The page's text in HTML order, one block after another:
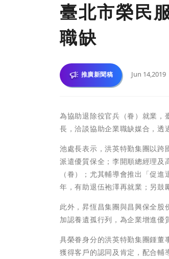
臺北市榮民
職缺
推廣新聞稿 Jun 14,2019
為協助退除役官兵（眷）就業
長，洽談協助企業職缺媒合，透
池處長表示，洪英特勤集團以跨
派遣優質保全；李開順總經理及
（眷）；尤其輔導會推出「促
年，有助退伍袍澤再就業；另鼓
此外，昇恆昌集團與昌興保全
加認養遺孤行列，為企業增進優
具榮眷身分的洪英特勤集團鍾董
獲得客戶的認同及肯定，配合輔